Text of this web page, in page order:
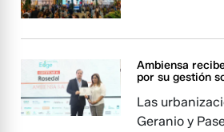
Ambiensa
por su gestión
Las
Geranio y